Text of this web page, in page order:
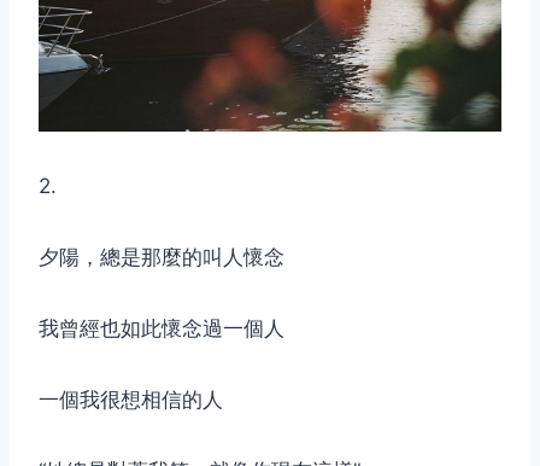
2.
夕陽，總是那麼的叫人懷念
我曾經也如此懷念過一個人
一個我很想相信的人